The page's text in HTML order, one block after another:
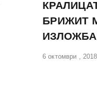
БРИЖИТ
Објавено
6 октомври , 2018